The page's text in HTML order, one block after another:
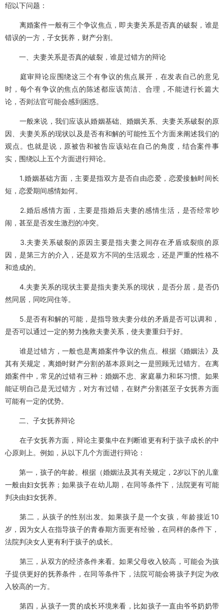
绍以下问题：
离婚案件一般有三个争议焦点，即夫妻关系是否真的破裂，谁是
错误的一方，子女抚养，财产分割。
一、夫妻关系是否真的破裂，谁是过错方的辩论
庭审辩论应围绕这三个有争议的焦点展开，在发表自己的意见
时，每个有争议的焦点的陈述都应该简洁、合理，不能进行长篇大
论，否则法官可能会感到困惑。
一般来说，我们应该从婚姻基础、婚姻关系、夫妻关系破裂的原
因、夫妻关系的现状以及是否有和解的可能性五个方面来阐述我们的
观点。也就是说，原被告和被告应该站在自己的角度，结合案件事
实，围绕以上五个方面进行辩论。
1.婚姻基础方面，主要是指双方是否自由恋爱，恋爱接触时间长
短，恋爱期间感情如何。
2.婚后感情方面，主要是指婚后夫妻的感情生活，是否经常吵
闹，甚至是否发生激烈的冲突。
3.夫妻关系破裂的原因主要是指夫妻之间存在矛盾或裂痕的原
因，是第三方的介入，还是双方不同的生活观念，还是严重的性格不
和造成的。
4.夫妻关系的现状主要是指夫妻关系的现状，是否分居，是否仍
然同居，同吃同住等。
5.是否有和解的可能，是指导致夫妻分歧的矛盾是否可以调和，
是否可以通过一定的努力挽救夫妻关系，使夫妻重归于好。
谁是过错方，一般也是离婚案件争议的焦点。根据《婚姻法》及
其有关规定，离婚时财产分割的基本原则之一是照顾无过错方。在离
婚案件中，常见的过错有三种：婚姻不忠、家庭暴力和坏习惯。如果
能证明自己是无过错方，对方有过错，在财产分割甚至子女抚养方面
可能有一定的优势。
二、子女抚养辩论
在子女抚养方面，辩论主要集中在判断谁更有利于孩子成长的中
心原则上。例如，从以下几个方面进行辩论：
第一，孩子的年龄。根据（婚姻法及其有关规定，2岁以下的儿童
一般由妇女抚养；如果孩子在幼儿期，在同等条件下，法院更有可能
判决由妇女抚养。
第二，从孩子的性别出发。如果孩子是一个女孩，年龄接近10
岁，因为女人在指导孩子的青春期方面更有经验，在同样的条件下，
法院判决女人更有利于孩子的成长。
第三，从双方的经济条件来看。如果父母收入较高，可能会为孩
子提供更好的抚养条件，在同等条件下，法院可能会将孩子判定为收
入较高的一方。
第四，从孩子一贯的成长环境来看，比如孩子一直由爷爷奶奶带